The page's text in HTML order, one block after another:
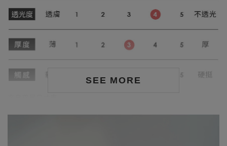
SEE MORE